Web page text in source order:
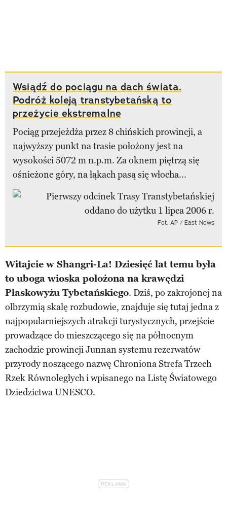
Wsiądź do pociągu na dach świata.
Podróż koleją transtybetańską to
przeżycie ekstremalne
Pociąg przejeżdża przez 8 chińskich prowincji, a
najwyższy punkt na trasie położony jest na
wysokości 5072 m n.p.m. Za oknem piętrzą się
ośnieżone góry, na łąkach pasą się włocha...
Fot. AP / East News
Witajcie w Shangri-La! Dziesięć lat temu była
to uboga wioska położona na krawędzi
Płaskowyżu Tybetańskiego. Dziś, po zakrojonej na
olbrzymią skalę rozbudowie, znajduje się tutaj jedna z
najpopularniejszych atrakcji turystycznych, przejście
prowadzące do mieszczącego się na północnym
zachodzie prowincji Junnan systemu rezerwatów
przyrody noszącego nazwę Chroniona Strefa Trzech
Rzek Równoległych i wpisanego na Listę Światowego
Dziedzictwa UNESCO.